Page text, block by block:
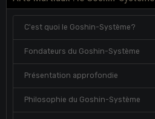
C'est quoi le Goshin-Système?
Fondateurs du Goshin-Système
Présentation approfondie
Philosophie du Goshin-Système